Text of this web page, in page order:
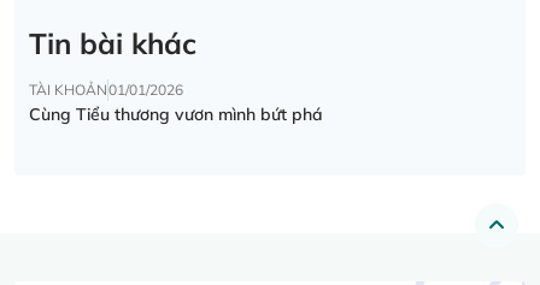
Tin bài khác
TÀI KHOẢN01/01/2026
Cùng Tiểu thương vươn mình bứt phá